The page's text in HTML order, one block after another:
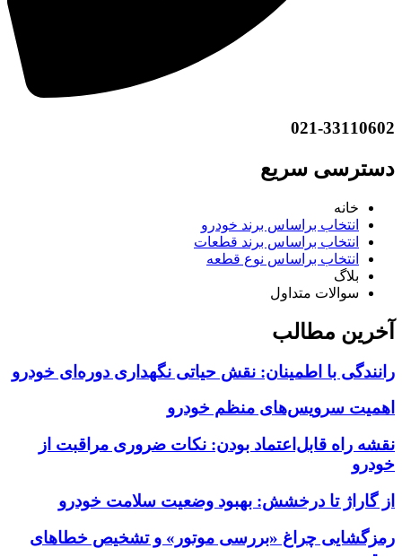
021-33110602
دسترسی سریع
خانه
انتخاب براساس برند خودرو
انتخاب براساس برند قطعات
انتخاب براساس نوع قطعه
بلاگ
سوالات متداول
آخرین مطالب
رانندگی با اطمینان: نقش حیاتی نگهداری دوره‌ای خودرو
اهمیت سرویس‌های منظم خودرو
نقشه راه قابل‌اعتماد بودن: نکات ضروری مراقبت از
خودرو
از گاراژ تا درخشش: بهبود وضعیت سلامت خودرو
رمزگشایی چراغ «بررسی موتور» و تشخیص خطاهای